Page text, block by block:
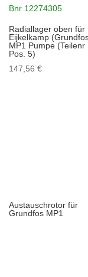
Radiallager oben für
Eijkelkamp
MP1 Pumpe (Teilenr
Pos. 5)
147,56€
Austauschrotor für
Grundfos MP1